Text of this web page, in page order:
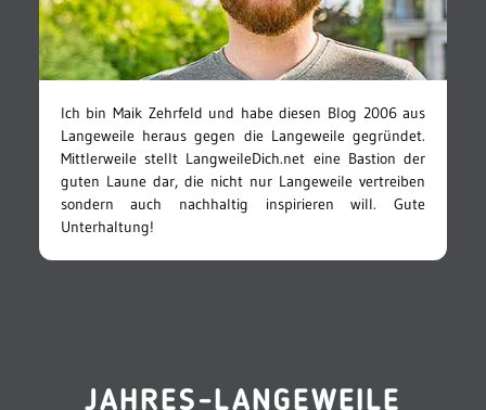
Ich bin Maik Zehrfeld und habe diesen Blog 2006 aus
Langeweile heraus gegen die Langeweile gegründet.
Mittlerweile stellt LangweileDich.net eine Bastion der
guten Laune dar, die nicht nur Langeweile vertreiben
sondern auch nachhaltig inspirieren will. Gute
Unterhaltung!
JAHRES-LANGEWEILE